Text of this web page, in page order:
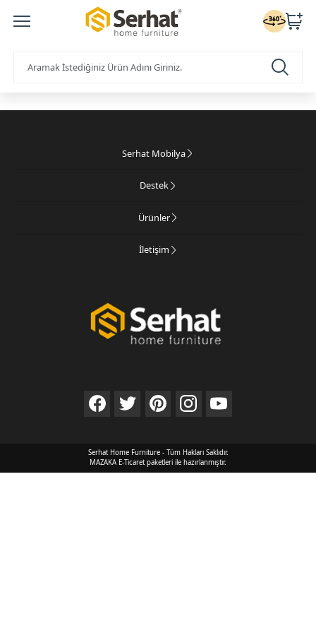
Serhat Mobilya
Destek
Ürünler
İletişim
Serhat Home Furniture - Tüm Hakları Saklıdır.
MAZAKA E-Ticaret paketleri ile hazırlanmıştır.